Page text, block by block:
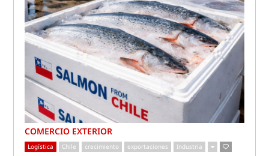
COMERCIO EXTERIOR
Logística Chile crecimiento exportaciones Industria